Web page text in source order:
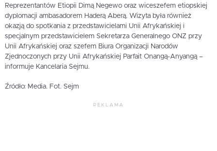
Reprezentantów Etiopii Dimą Negewo oraz wiceszefem etiopskiej
dyplomacji ambasadorem Haderą Aberą. Wizyta była również
okazją do spotkania z przedstawicielami Unii Afrykańskiej i
specjalnym przedstawicielem Sekretarza Generalnego ONZ przy
Unii Afrykańskiej oraz szefem Biura Organizacji Narodów
Zjednoczonych przy Unii Afrykańskiej Parfait Onangą-Anyangą –
informuje Kancelaria Sejmu.
Źródło: Media. Fot. Sejm
REKLAMA